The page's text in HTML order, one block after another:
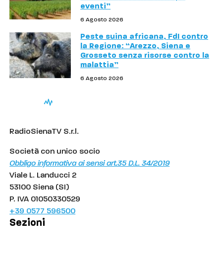
eventi”
6 Agosto 2026
Peste suina africana, FdI contro
la Regione: “Arezzo, Siena e
Grosseto senza risorse contro la
malattia”
6 Agosto 2026
RadioSienaTV S.r.l.
Società con unico socio
Obbligo informativa ai sensi art.35 D.L. 34/2019
Viale L. Landucci 2
53100 Siena (SI)
P. IVA 01050330529
+39 0577 596500
Sezioni